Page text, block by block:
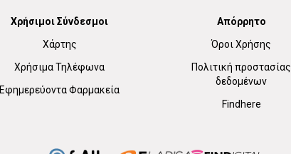
Χρήσιμοι Σύνδεσμοι
Χάρτης
Χρήσιμα Τηλέφωνα
Εφημερεύοντα Φαρμακεία
Απόρρητο
Όροι Χρήσης
Πολιτική προστασίας
δεδομένων
Findhere